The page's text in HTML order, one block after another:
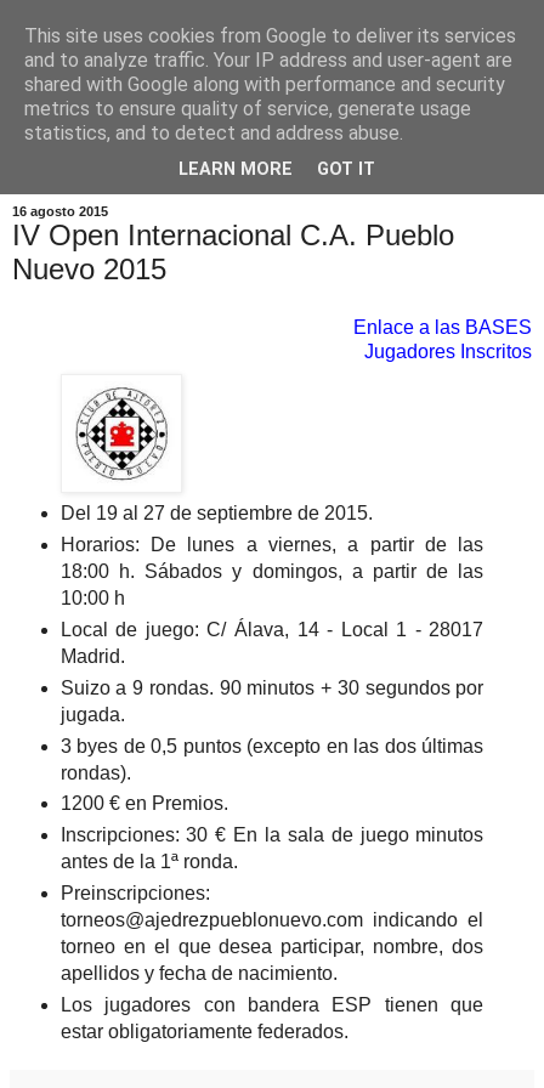
16 agosto 2015
IV Open Internacional C.A. Pueblo
Nuevo 2015
Enlace a las BASES
Jugadores Inscritos
Del 19 al 27 de septiembre de 2015.
Horarios: De lunes a viernes, a partir de las
18:00 h. Sábados y domingos, a partir de las
10:00 h
Local de juego: C/ Álava, 14 - Local 1 - 28017
Madrid.
Suizo a 9 rondas. 90 minutos + 30 segundos por
jugada.
3 byes de 0,5 puntos (excepto en las dos últimas
rondas).
1200 € en Premios.
Inscripciones: 30 € En la sala de juego minutos
antes de la 1ª ronda.
Preinscripciones:
torneos@ajedrezpueblonuevo.com indicando el
torneo en el que desea participar, nombre, dos
apellidos y fecha de nacimiento.
Los jugadores con bandera ESP tienen que
estar obligatoriamente federados.
This site uses cookies from Google to deliver its services
and to analyze traffic. Your IP address and user-agent are
shared with Google along with performance and security
metrics to ensure quality of service, generate usage
statistics, and to detect and address abuse.
LEARN MORE GOT IT